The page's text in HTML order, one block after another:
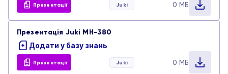
Презентації Juki 0 МБ
Презентація Juki MH-380
Додати у базу знань
Презентації Juki 0 МБ